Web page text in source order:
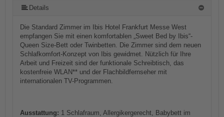
Details
Die Standard Zimmer im Ibis Hotel Frankfurt Messe West
empfangen Sie mit einen komfortablen „Sweet Bed by Ibis“-
Queen Size-Bett oder Twinbetten. Die Zimmer sind dem neuen
Schlafkomfort-Konzept von Ibis gewidmet. Nützlich für Ihre
Arbeit und Freizeit sind der funktionale Schreibtisch, das
kostenfreie WLAN** und der Flachbildfernseher mit
internationalen TV-Programmen.
Ausstattung: 1 Schlafraum, Allergikergerecht, Babybett im